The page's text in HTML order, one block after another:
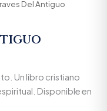
Del Antiguo
Un libro cristiano
Disponible en